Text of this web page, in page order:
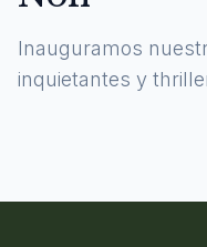
Inauguramos
inquietantes y